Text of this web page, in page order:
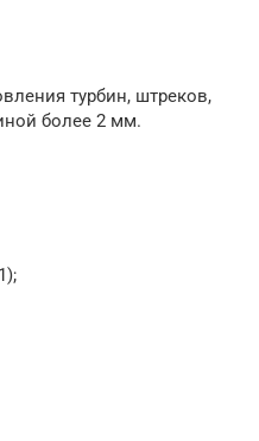
турбин, штреков,
более 2 мм.